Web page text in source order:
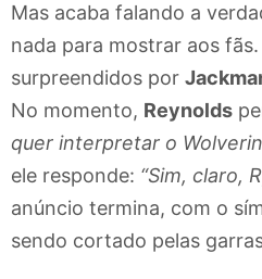
Mas acaba falando a
nada para mostrar aos
surpreendidos por
No momento, Reynolds
quer interpretar o
ele responde: “Sim, claro,
anúncio termina, com o
sendo cortado pelas